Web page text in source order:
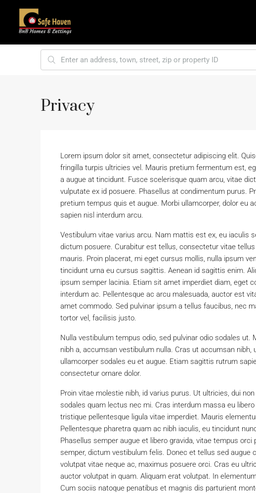
Privacy
Lorem ipsum dolor sit amet, consectetur adipiscing elit.
fringilla turpis ultricies vel. Mauris pretium fermentum est,
a augue at tincidunt. Fusce scelerisque quam arcu, vitae
vulputate ex id posuere. Phasellus at condimentum purus.
pretium tempus quis et augue. Morbi ullamcorper, dolor eu
sapien nisl interdum arcu.
Vestibulum vitae varius arcu. Nam mattis est ex, eu iaculis
dictum posuere. Curabitur est tellus, consectetur vitae
mauris. Proin placerat, mi eget cursus mollis, nulla ipsum
tincidunt urna eu cursus sagittis. Aenean id sagittis enim.
ipsum semper lacinia. Etiam sit amet imperdiet diam, eget
interdum ac. Pellentesque ac arcu malesuada, auctor est
amet commodo. Sed pulvinar ipsum a tellus faucibus, nec
tortor vel, facilisis justo.
Nulla vestibulum tempus odio, sed pulvinar odio sodales
nibh a, accumsan vestibulum nulla. Cras ut accumsan
ullamcorper sodales eu et augue. Etiam sagittis rutrum
consectetur ornare dolor.
Proin vitae molestie nibh, id varius purus. Ut ultricies, dui
sodales quam lectus nec mi. Cras interdum massa eu
tristique pellentesque ligula vitae imperdiet. Mauris
Pellentesque pharetra quam ac nibh iaculis, eu tincidunt
Phasellus semper augue et libero gravida, vitae tempus
semper, dictum vestibulum felis. Donec et tellus sed
volutpat vitae neque ac, maximus posuere orci. Cras eu
auctor volutpat in quam. Aliquam erat volutpat. In
Cum sociis natoque penatibus et magnis dis parturient